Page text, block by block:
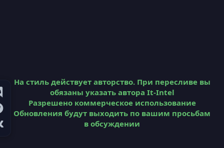
На стиль действует авторство. При пересливе вы
обязаны указать автора It-Intel
Разрешено коммерческое использование
Обновления будут выходить по вашим просьбам
в обсуждении